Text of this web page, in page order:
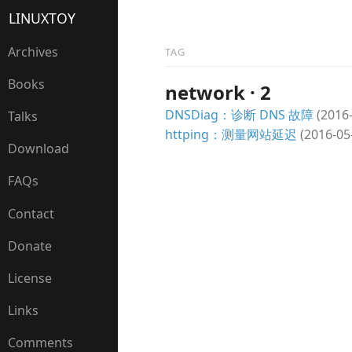
LINUXTOY
Archives
Books
Talks
Download
FAQs
Contact
Donate
License
Links
Comments
TAG
network · 2
DNSDiag：诊断 DNS 故障
httping：测量网站延迟 (2016-